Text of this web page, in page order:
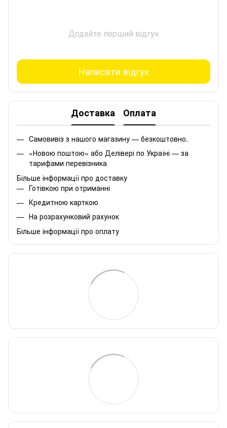
Додайте перший відгук
Написати відгук
Доставка Оплата
Самовивіз з нашого магазину — безкоштовно.
«Новою поштою» або Делівері по Україні — за
тарифами перевізника
Більше інформації про доставку
Готівкою при отриманні
Кредитною карткою
На розрахунковий рахунок
Більше інформації про оплату